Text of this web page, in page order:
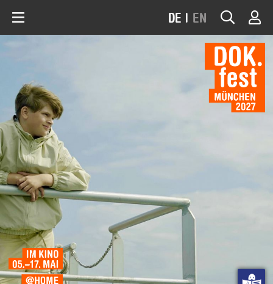
DE | EN